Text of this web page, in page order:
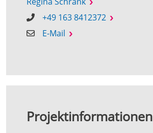
+49 163 8412372
E-Mail
Projektinformationen